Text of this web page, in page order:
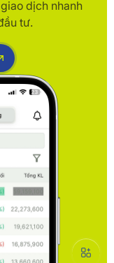
dịch nhanh
tư.